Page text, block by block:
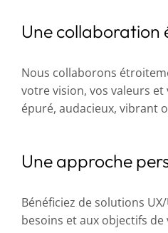
Une collaboration
Nous collaborons
votre vision, vos valeurs
épuré, audacieux, vibrant
Une approche
Bénéficiez de solutions
besoins et aux objectifs